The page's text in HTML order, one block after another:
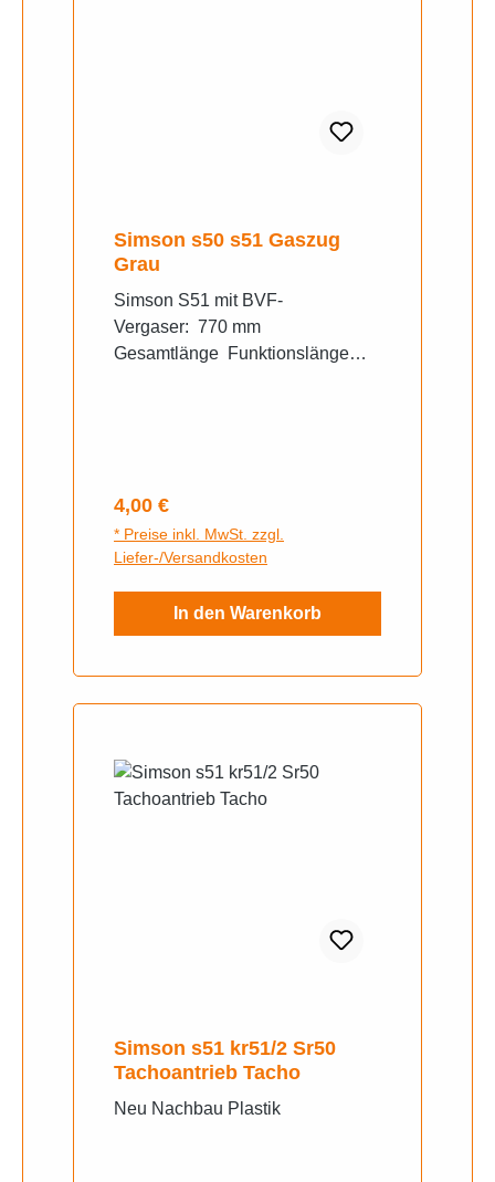
Simson s50 s51 Gaszug
Grau
Simson S51 mit BVF-
Vergaser: 770 mm
Gesamtlänge Funktionslänge
Regulärer Preis:
4,00 €
* Preise inkl. MwSt. zzgl.
Liefer-/Versandkosten
In den Warenkorb
Simson s51 kr51/2 Sr50
Tachoantrieb Tacho
Neu Nachbau Plastik